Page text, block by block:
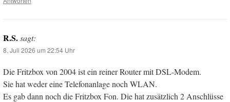
R.S.sagt:
8. Juli 2026 um 22:54 Uhr
Die Fritzbox von 2004 ist ein reiner Router mit DSL-Modem.
Sie hat weder eine Telefonanlage noch WLAN.
Es gab dann noch die Fritzbox Fon. Die hat zusätzlich 2 Anschlüsse